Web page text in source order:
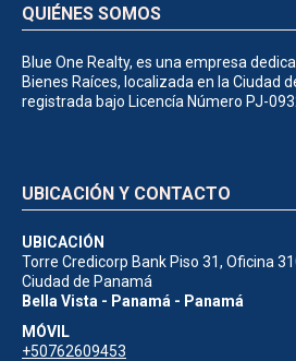
QUIÉNES SOMOS
Blue One Realty, es una empresa
Bienes Raíces, localizada en la Ciudad
registrada bajo Licencía Número PJ-
UBICACIÓN Y CONTACTO
UBICACIÓN
Torre Credicorp Bank Piso 31, Oficina
Ciudad de Panamá
Bella Vista - Panamá - Panamá
MÓVIL
+50762609453